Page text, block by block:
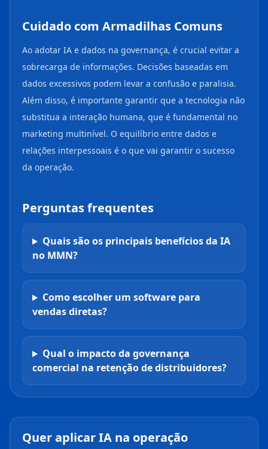
Cuidado com Armadilhas Comuns
Ao adotar IA e dados na governança, é crucial evitar a
sobrecarga de informações. Decisões baseadas em
dados excessivos podem levar a confusão e paralisia.
Além disso, é importante garantir que a tecnologia não
substitua a interação humana, que é fundamental no
marketing multinível. O equilíbrio entre dados e
relações interpessoais é o que vai garantir o sucesso
da operação.
Perguntas frequentes
Quais são os principais benefícios da IA
no MMN?
Como escolher um software para
vendas diretas?
Qual o impacto da governança
comercial na retenção de distribuidores?
Quer aplicar IA na operação